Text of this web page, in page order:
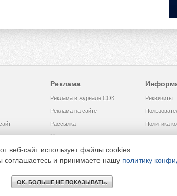
Реклама
Реклама в журнале СОК
Реклама на сайте
Рассылка
Медиакит
Реквизиты
Политика
+7 (495) 665-00-00
веб-сайт использует файлы cookies.
и принимаете нашу политику
ОК. БОЛЬШЕ НЕ ПОКАЗЫВАТЬ.